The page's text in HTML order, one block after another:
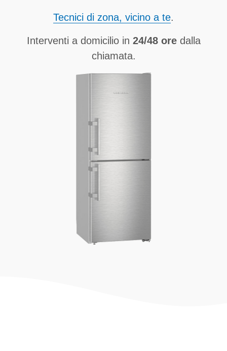
Tecnici di zona, vicino a te.
Interventi a domicilio in 24/48 oredalla
chiamata.